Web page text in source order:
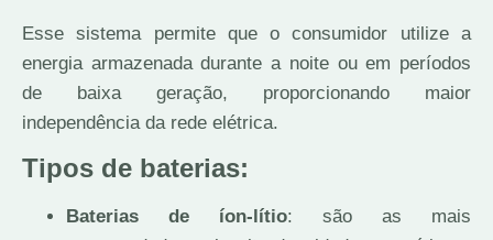
Esse sistema permite que o consumidor utilize a
energia armazenada durante a noite ou em períodos
de baixa geração, proporcionando maior
independência da rede elétrica.
Tipos de baterias:
Baterias de íon-lítio: são as mais